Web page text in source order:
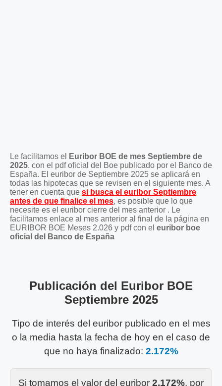
Le facilitamos el
Euribor BOE de mes Septiembre de
2025. con el pdf oficial del Boe publicado por el Banco de
España. El euribor de Septiembre 2025 se aplicará en
todas las hipotecas que se revisen en el siguiente mes. A
tener en cuenta que si busca el euribor Septiembre
antes de que finalice el mes, es posible que lo que
necesite es el euribor cierre del mes anterior . Le
facilitamos enlace al mes anterior al final de la página en
EURIBOR BOE Meses 2.026 y pdf con el euribor boe
oficial del Banco de España
Publicación del Euribor BOE
Septiembre 2025
Tipo de interés del euribor publicado en el mes
o la media hasta la fecha de hoy en el caso de
que no haya finalizado: 2.172%
Si tomamos el valor del euribor 2,172%, por